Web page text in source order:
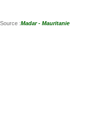
Source :Madar - Mauritanie